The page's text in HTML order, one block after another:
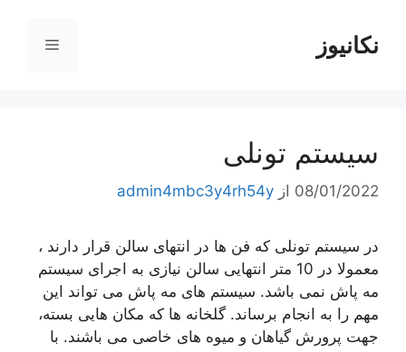
محتوانکانیوز فهرست
سیستم تونلی
08/01/2022 از admin4mbc3y4rh54y
در سیستم تونلی که فن ها در انتهای سالن قرار دارند ،
معمولا در 10 متر انتهایی سالن نیازی به اجرای سیستم
مه پاش نمی باشد. سیستم های مه پاش می تواند این
مهم را به انجام برساند. گلخانه ها که مکان هایی بسته،
جهت پرورش گیاهان و میوه های خاصی می باشند. با